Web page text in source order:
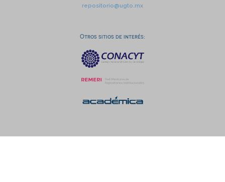
repositorio@ugto.mx
Otros sitios de interés: